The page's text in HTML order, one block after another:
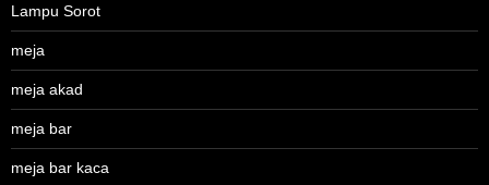
Lampu Sorot
meja
meja akad
meja bar
meja bar kaca